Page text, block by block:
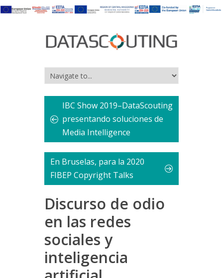
IBC Show 2019–DataScouting
presentando soluciones de
Media Intelligence
En Bruselas, para la 2020
FIBEP Copyright Talks
Discurso de odio
en las redes
sociales y
inteligencia